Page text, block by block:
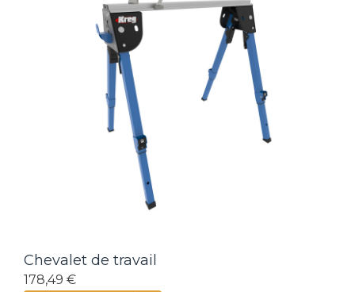
Chevalet de travail
178,49 €